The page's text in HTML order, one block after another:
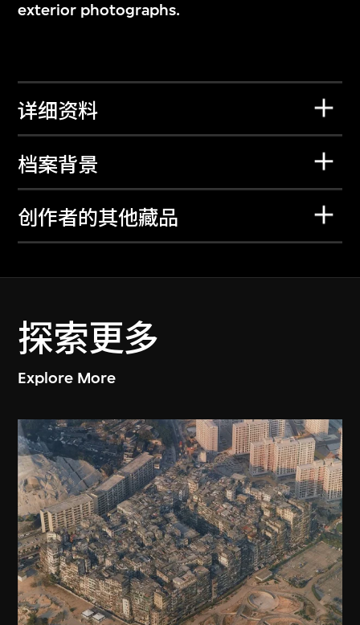
exterior photographs.
详细资料
档案背景
创作者的其他藏品
探索更多
Explore More